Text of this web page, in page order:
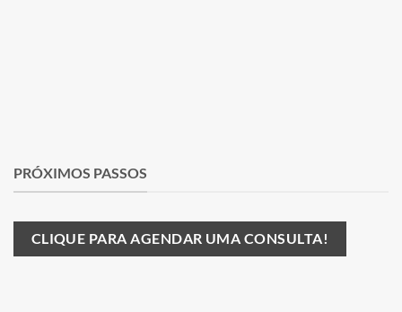
PRÓXIMOS PASSOS
CLIQUE PARA AGENDAR UMA CONSULTA!